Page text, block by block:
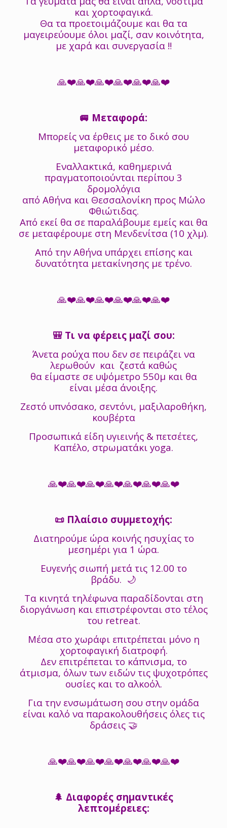
και χορτοφαγικά.
Θα τα προετοιμάζουμε και θα τα
μαγειρεύουμε όλοι μαζί, σαν κοινότητα,
με χαρά και συνεργασία ‼️
🙏❤️🙏❤️🙏❤️🙏❤️🙏❤️🙏❤️
🚐 Μεταφορά:
Μπορείς να έρθεις με το δικό σου
μεταφορικό μέσο.
Εναλλακτικά, καθημερινά
πραγματοποιούνται περίπου 3
δρομολόγια
από Αθήνα και Θεσσαλονίκη προς Μώλο
Φθιώτιδας.
Από εκεί θα σε παραλάβουμε εμείς και θα
σε μεταφέρουμε στη Μενδενίτσα (10 χλμ).
Από την Αθήνα υπάρχει επίσης και
δυνατότητα μετακίνησης με τρένο.
🙏❤️🙏❤️🙏❤️🙏❤️🙏❤️🙏❤️
🎒 Τι να φέρεις μαζί σου:
Άνετα ρούχα που δεν σε πειράζει να
λερωθούν και ζεστά καθώς
θα είμαστε σε υψόμετρο 550μ και θα
είναι μέσα άνοιξης.
Ζεστό υπνόσακο, σεντόνι, μαξιλαροθήκη,
κουβέρτα
Προσωπικά είδη υγιεινής & πετσέτες,
Καπέλο, στρωματάκι yoga.
🙏❤️🙏❤️🙏❤️🙏❤️🙏❤️🙏❤️🙏❤️
📜 Πλαίσιο συμμετοχής:
Διατηρούμε ώρα κοινής ησυχίας το
μεσημέρι για 1 ώρα.
Ευγενής σιωπή μετά τις 12.00 το
βράδυ. 🌙
Τα κινητά τηλέφωνα παραδίδονται στη
διοργάνωση και επιστρέφονται στο τέλος
του retreat.
Μέσα στο χωράφι επιτρέπεται μόνο η
χορτοφαγική διατροφή.
Δεν επιτρέπεται το κάπνισμα, το
άτμισμα, όλων των ειδών τις ψυχοτρόπες
ουσίες και το αλκοόλ.
Για την ενσωμάτωση σου στην ομάδα
είναι καλό να παρακολουθήσεις όλες τις
δράσεις 🤝
🙏❤️🙏❤️🙏❤️🙏❤️🙏❤️🙏❤️🙏❤️
🌲 Διαφορές σημαντικές
λεπτομέρειες: